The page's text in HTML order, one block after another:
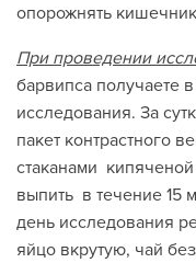
опорожнять
При проведении
барвипса получаете
исследования. За
пакет контрастного
стаканами
выпить в течение 15
день исследования
яйцо вкрутую, чай